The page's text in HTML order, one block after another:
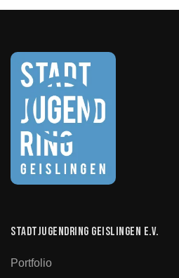
Stadtjugendring Geislingen e.V.
Portfolio